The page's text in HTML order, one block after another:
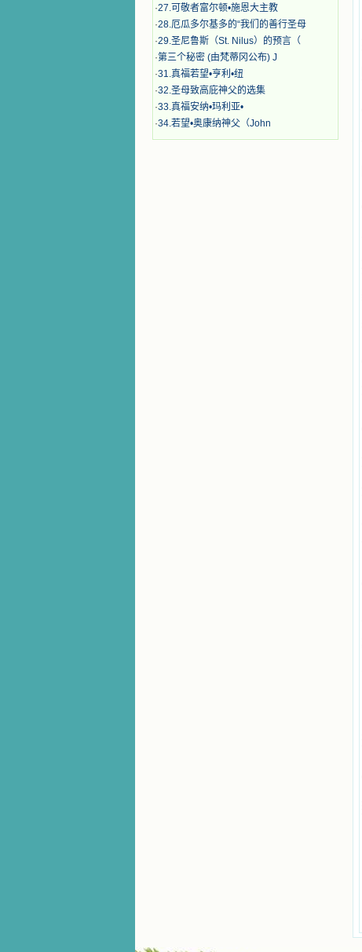
·27.可敬者富尔顿•施恩大主教
·28.厄瓜多尔基多的“我们的善行圣母
·29.圣尼鲁斯（St. Nilus）的预言（
·第三个秘密 (由梵蒂冈公布) J
·31.真福若望•亨利•纽
·32.圣母致高庇神父的选集
·33.真福安纳•玛利亚•
·34.若望•奥康纳神父（John